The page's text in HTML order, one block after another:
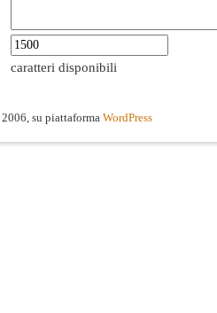
caratteri disponibili
2006, su piattaforma WordPress